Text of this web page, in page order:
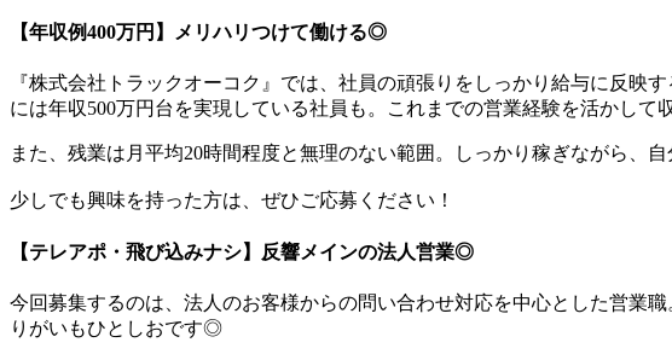
【年収例400万円】メリハリつけて働ける◎
『株式会社トラックオーコク』では、社員の頑張りをしっかり給与に反
には年収500万円台を実現している社員も。これまでの営業経験を活かし
また、残業は月平均20時間程度と無理のない範囲。しっかり稼ぎながら、
少しでも興味を持った方は、ぜひご応募ください！
【テレアポ・飛び込みナシ】反響メインの法人営業◎
今回募集するのは、法人のお客様からの問い合わせ対応を中心とした営業
りがいもひとしおです◎